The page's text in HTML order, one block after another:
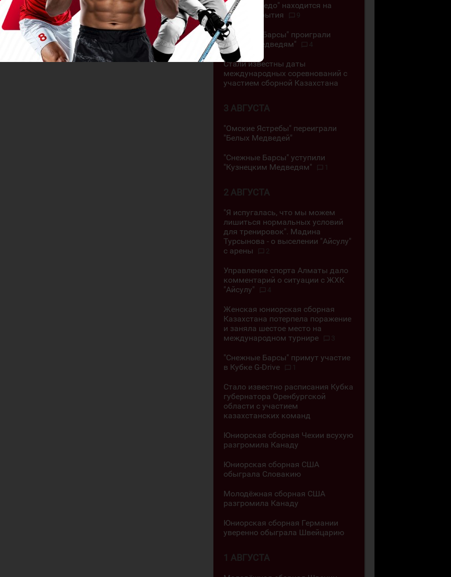
ЖХК "Торпедо" находится на
грани закрытия
9
"Снежные Барсы" проиграли
"Белым Медведям"
4
Стали известны даты
международных соревнований с
участием сборной Казахстана
3 АВГУСТА
"Омские Ястребы" переиграли
"Белых Медведей"
"Снежные Барсы" уступили
"Кузнецким Медведям"
1
2 АВГУСТА
"Я испугалась, что мы можем
лишиться нормальных условий
для тренировок". Мадина
Турсынова - о выселении "Айсулу"
с арены
2
Управление спорта Алматы дало
комментарий о ситуации с ЖХК
"Айсулу"
4
Женская юниорская сборная
Казахстана потерпела поражение
и заняла шестое место на
международном турнире
3
"Снежные Барсы" примут участие
в Кубке G-Drive
1
Стало известно расписания Кубка
губернатора Оренбургской
области с участием
казахстанских команд
Юниорская сборная Чехии всухую
разгромила Канаду
Юниорская сборная США
обыграла Словакию
Молодёжная сборная США
разгромила Канаду
Юниорская сборная Германии
уверенно обыграла Швейцарию
1 АВГУСТА